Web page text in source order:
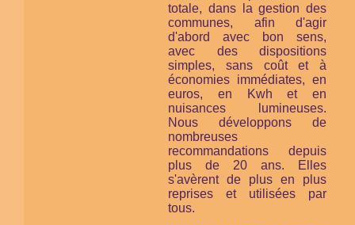
totale, dans la gestion des
communes, afin d'agir
d'abord avec bon sens,
avec des dispositions
simples, sans coût et à
économies immédiates, en
euros, en Kwh et en
nuisances lumineuses.
Nous développons de
nombreuses
recommandations depuis
plus de 20 ans. Elles
s'avèrent de plus en plus
reprises et utilisées par
tous.